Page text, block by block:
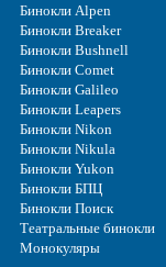
Бинокли Alpen
Бинокли Breaker
Бинокли Bushnell
Бинокли Comet
Бинокли Galileo
Бинокли Leapers
Бинокли Nikon
Бинокли Nikula
Бинокли Yukon
Бинокли БПЦ
Бинокли Поиск
Театральные бинокли
Монокуляры